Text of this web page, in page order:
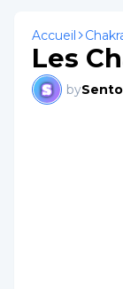
Accueil
Les
by